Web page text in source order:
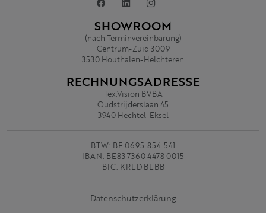
SHOWROOM
(nach Terminvereinbarung)
Centrum-Zuid 3009
3530 Houthalen-Helchteren
RECHNUNGSADRESSE
Tex.Vision BVBA
Oudstrijderslaan 45
3940 Hechtel-Eksel
BTW: BE 0695.854.541
IBAN: BE83 7360 4478 0015
BIC: KRED BEBB
Datenschutzerklärung